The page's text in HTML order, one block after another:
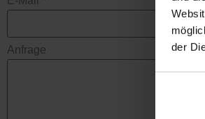
der
Anfrage